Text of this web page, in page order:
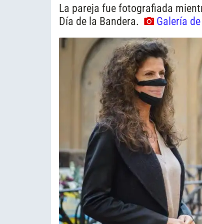
La pareja fue fotografiada
Día de la Bandera.
Galería